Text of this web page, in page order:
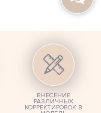
ВНЕСЕНИЕ
РАЗЛИЧНЫХ
КОРРЕКТИРОВОК В